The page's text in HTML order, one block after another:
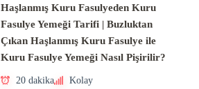
Haşlanmış Kuru Fasulyeden Kuru
Fasulye Yemeği Tarifi | Buzluktan
Çıkan Haşlanmış Kuru Fasulye ile
Kuru Fasulye Yemeği Nasıl Pişirilir?
20 dakika Kolay